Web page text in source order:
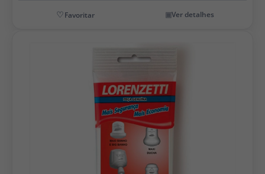
Ver detalhes